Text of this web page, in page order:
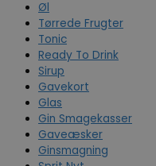
Øl
Tørrede Frugter
Tonic
Ready To Drink
Sirup
Gavekort
Glas
Gin Smagekasser
Gaveæsker
Ginsmagning